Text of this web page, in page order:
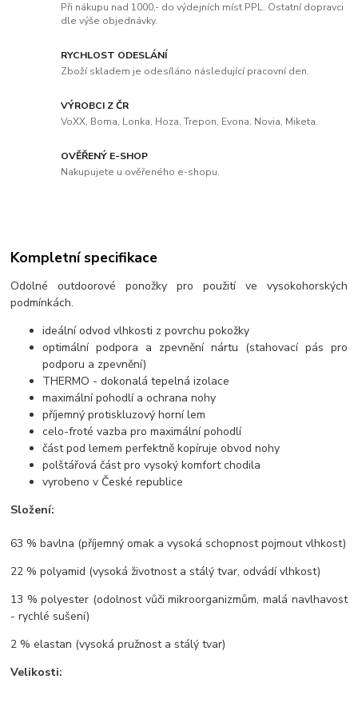
Při nákupu nad 1000,- do výdejních míst PPL. Ostatní dopravci
dle výše objednávky.
RYCHLOST ODESLÁNÍ
Zboží skladem je odesíláno následující pracovní den.
VÝROBCI Z ČR
VoXX, Boma, Lonka, Hoza, Trepon, Evona, Novia, Miketa.
OVĚŘENÝ E-SHOP
Nakupujete u ověřeného e-shopu.
Kompletní specifikace
Odolné outdoorové ponožky pro použití ve vysokohorských
podmínkách.
ideální odvod vlhkosti z povrchu pokožky
optimální podpora a zpevnění nártu (stahovací pás pro
podporu a zpevnění)
THERMO - dokonalá tepelná izolace
maximální pohodlí a ochrana nohy
příjemný protiskluzový horní lem
celo-froté vazba pro maximální pohodlí
část pod lemem perfektně kopíruje obvod nohy
polštářová část pro vysoký komfort chodila
vyrobeno v České republice
Složení:
63 % bavlna (příjemný omak a vysoká schopnost pojmout vlhkost)
22 % polyamid (vysoká životnost a stálý tvar, odvádí vlhkost)
13 % polyester (odolnost vůči mikroorganizmům, malá navlhavost
- rychlé sušení)
2 % elastan (vysoká pružnost a stálý tvar)
Velikosti: